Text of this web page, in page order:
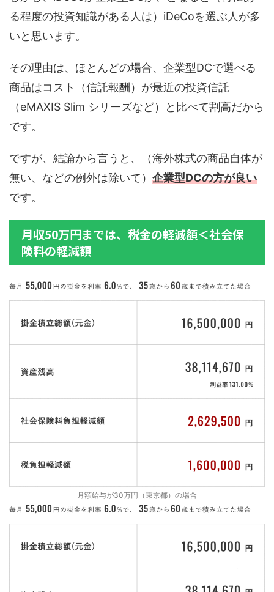
る程度の投資知識がある人は）iDeCoを選ぶ人が多
いと思います。
その理由は、ほとんどの場合、企業型DCで選べる
商品はコスト（信託報酬）が最近の投資信託
（eMAXIS Slim シリーズなど）と比べて割高だから
です。
ですが、結論から言うと、（海外株式の商品自体が
無い、などの例外は除いて） 企業型DCの方が良い
です。
月収50万円までは、税金の軽減額＜社会保
険料の軽減額
月額給与が30万円（東京都）の場合